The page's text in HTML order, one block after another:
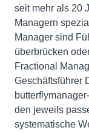
seit mehr als 20
Managern
Manager sind
überbrücken
Fractional
Geschäftsführer
den jeweils
systematische